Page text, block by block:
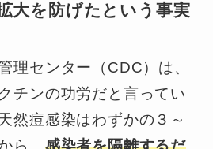
大を防げたという事実
理センター（CDC）は、
チンの功労だと言ってい
然痘感染はわずかの３～
ら、 感染者を隔離するだ